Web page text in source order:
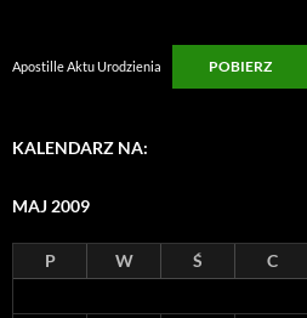
Apostille Aktu Urodzienia POBIERZ
KALENDARZ NA:
MAJ 2009
P W Ś C